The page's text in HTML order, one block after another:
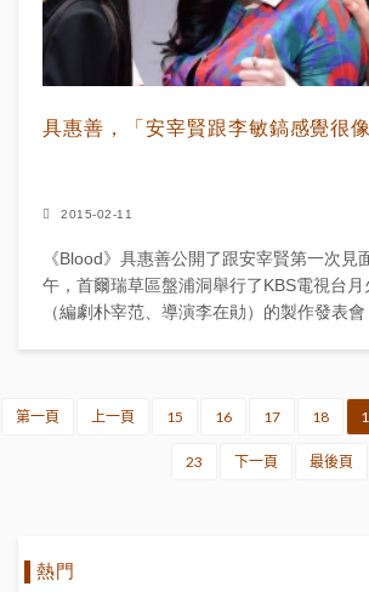
具惠善，「安宰賢跟李敏鎬感覺很像
2015-02-11
《Blood》具惠善公開了跟安宰賢第一次見面的感
午，首爾瑞草區盤浦洞舉行了KBS電視台月
（編劇朴宰范、導演李在勛）的製作發表會 具惠善在採訪中
第一頁 上一頁 15 16 17 18
23 下一頁 最後頁
熱門